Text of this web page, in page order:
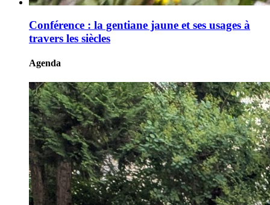
Conférence : la gentiane jaune et ses usages à
travers les siècles
Agenda